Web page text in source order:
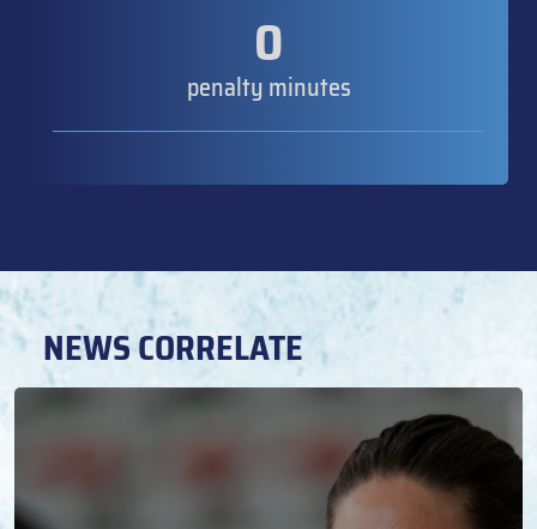
0
penalty minutes
NEWS CORRELATE